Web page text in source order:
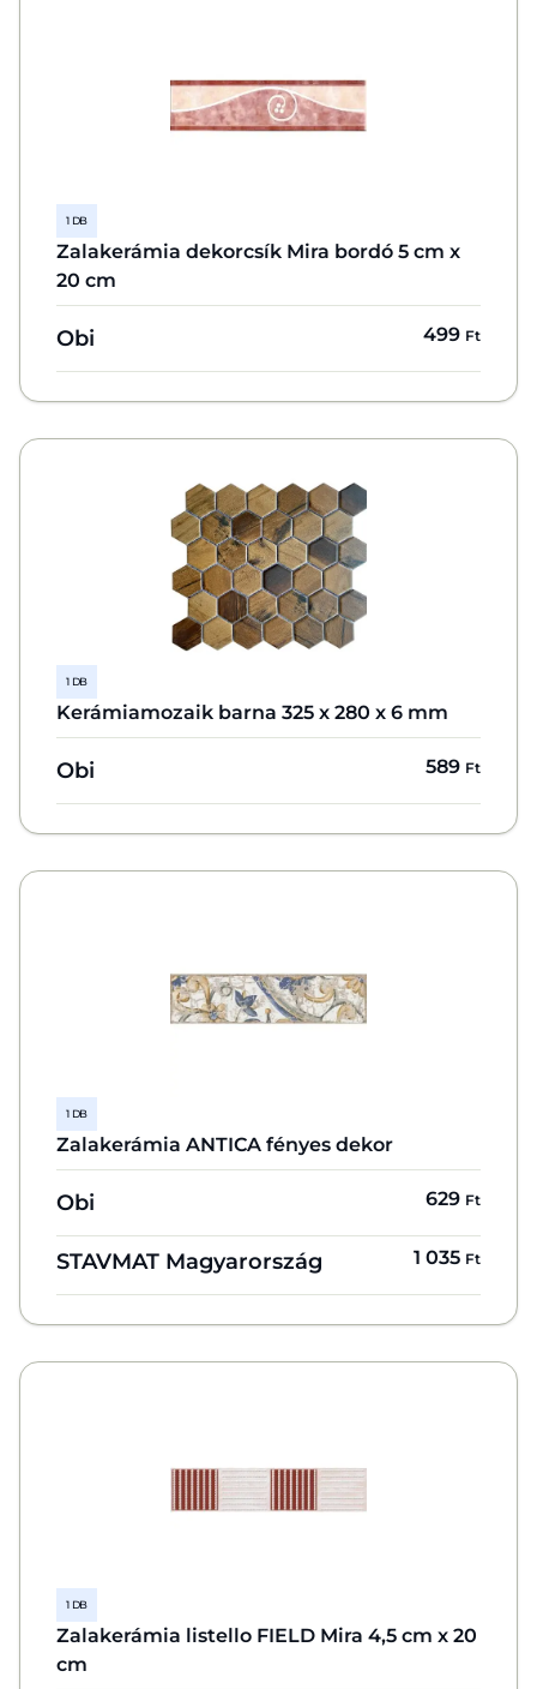
1 DB
Zalakerámia dekorcsík Mira bordó 5 cm x
20 cm
Obi 499 Ft
1 DB
Kerámiamozaik barna 325 x 280 x 6 mm
Obi 589 Ft
1 DB
Zalakerámia ANTICA fényes dekor
Obi 629 Ft
STAVMAT Magyarország 1 035 Ft
1 DB
Zalakerámia listello FIELD Mira 4,5 cm x 20
cm